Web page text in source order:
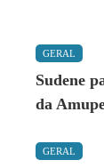
GERAL
Sudene
da
GERAL